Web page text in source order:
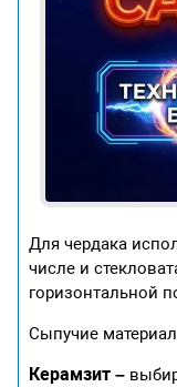
Для чердака
числе и
горизонтальной
Сыпучие
Керамзит –